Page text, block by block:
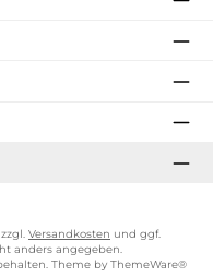
Versandkosten und ggf.
anders angegeben.
Theme by ThemeWare®